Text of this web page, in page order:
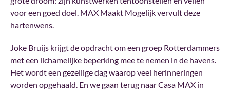
voor een goed doel. MAX Maakt Mogelijk vervult deze
hartenwens.
Joke Bruijs krijgt de opdracht om een groep Rotterdammers
met een lichamelijke beperking mee te nemen in de havens.
Het wordt een gezellige dag waarop veel herinneringen
worden opgehaald. En we gaan terug naar Casa MAX in